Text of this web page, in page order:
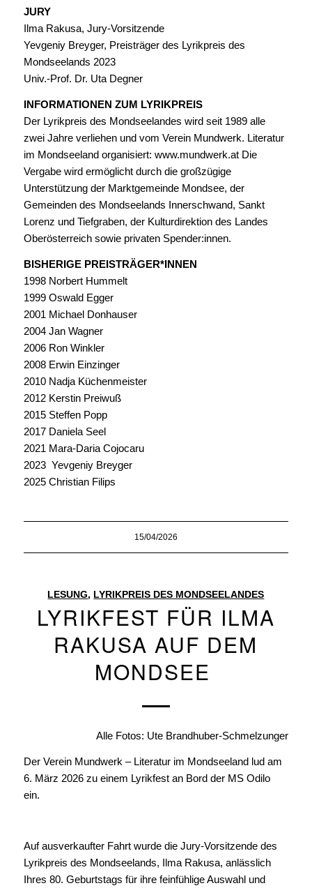
JURY
Ilma Rakusa, Jury-Vorsitzende
Yevgeniy Breyger, Preisträger des Lyrikpreis des
Mondseelands 2023
Univ.-Prof. Dr. Uta Degner
INFORMATIONEN ZUM LYRIKPREIS
Der Lyrikpreis des Mondseelandes wird seit 1989 alle
zwei Jahre verliehen und vom Verein Mundwerk. Literatur
im Mondseeland organisiert: www.mundwerk.at Die
Vergabe wird ermöglicht durch die großzügige
Unterstützung der Marktgemeinde Mondsee, der
Gemeinden des Mondseelands Innerschwand, Sankt
Lorenz und Tiefgraben, der Kulturdirektion des Landes
Oberösterreich sowie privaten Spender:innen.
BISHERIGE PREISTRÄGER*INNEN
1998 Norbert Hummelt
1999 Oswald Egger
2001 Michael Donhauser
2004 Jan Wagner
2006 Ron Winkler
2008 Erwin Einzinger
2010 Nadja Küchenmeister
2012 Kerstin Preiwuß
2015 Steffen Popp
2017 Daniela Seel
2021 Mara-Daria Cojocaru
2023 Yevgeniy Breyger
2025 Christian Filips
15/04/2026
LESUNG, LYRIKPREIS DES MONDSEELANDES
LYRIKFEST FÜR ILMA
RAKUSA AUF DEM
MONDSEE
Alle Fotos: Ute Brandhuber-Schmelzunger
Der Verein Mundwerk – Literatur im Mondseeland lud am
6. März 2026 zu einem Lyrikfest an Bord der MS Odilo
ein.
Auf ausverkaufter Fahrt wurde die Jury-Vorsitzende des
Lyrikpreis des Mondseelands, Ilma Rakusa, anlässlich
Ihres 80. Geburtstags für ihre feinfühlige Auswahl und